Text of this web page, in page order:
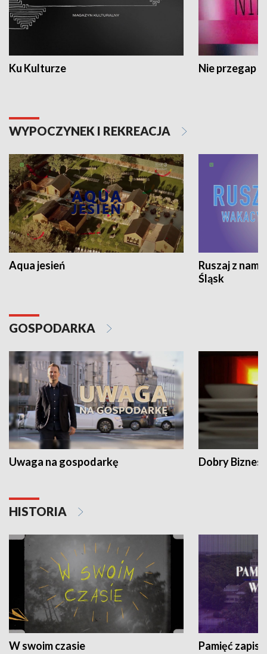
Ku Kulturze Nie przegap
WYPOCZYNEK I REKREACJA
Aqua jesień
Ruszaj z
Śląsk
GOSPODARKA
Uwaga na gospodarkę Dobry Biznes
HISTORIA
W swoim czasie Pamięć